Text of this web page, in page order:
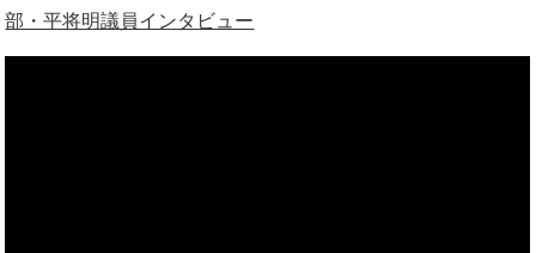
部・平将明議員インタビュー